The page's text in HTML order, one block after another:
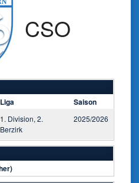
CSO
Liga Saison
1. Division, 2.
Berzirk
2025/2026